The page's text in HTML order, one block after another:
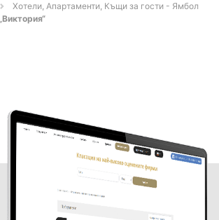
Хотели, Апартаменти, Къщи за гости - Ямбол